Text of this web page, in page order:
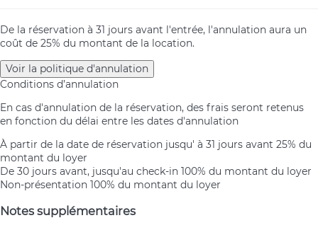
De la réservation à 31 jours avant l'entrée, l'annulation aura un
coût de 25% du montant de la location.
Voir la politique d'annulation
Conditions d’annulation
En cas d'annulation de la réservation, des frais seront retenus
en fonction du délai entre les dates d'annulation
À partir de la date de réservation jusqu' à 31 jours avant 25% du
montant du loyer
De 30 jours avant, jusqu'au check-in 100% du montant du loyer
Non-présentation 100% du montant du loyer
Notes supplémentaires